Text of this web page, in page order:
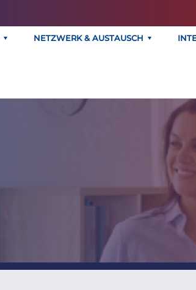
NETZWERK & AUSTAUSCH
Vario
des